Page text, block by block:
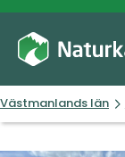
Västmanlands län